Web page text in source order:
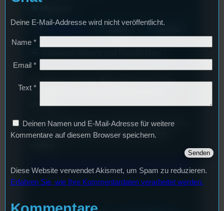
Von Mode, Milch bis Märchen wird der uralte
Grundsatz des Nicht-Genugbekommens
Der Qualitätspodcast zweier Powerfrauen, die in
bester “womans’ plaining”-Manier die Welt
t/
mic layers podcasts
Deine E-Mail-Addresse wird nicht veröffentlicht.
Name *
Email *
Text *
Deinen Namen und E-Mail-Adresse für weitere
Kommentare auf diesem Browser speichern.
Diese Website verwendet Akismet, um Spam zu reduzieren.
Erfahren Sie, wie Ihre Kommentardaten verarbeitet werden.